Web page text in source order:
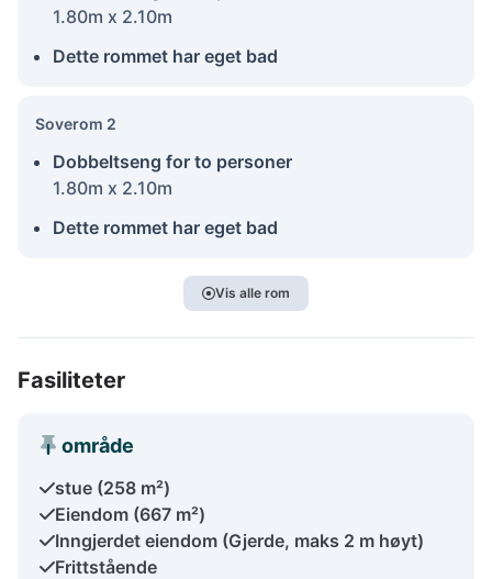
1.80m x 2.10m
Dette rommet har eget bad
Soverom 2
Dobbeltseng for to personer
1.80m x 2.10m
Dette rommet har eget bad
Vis alle rom
Fasiliteter
område
stue (258 m²)
Eiendom (667 m²)
Inngjerdet eiendom (Gjerde, maks 2 m høyt)
Frittstående